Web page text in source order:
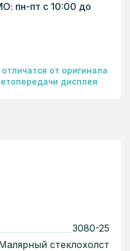
пн-пт с 10:00 до
от оригинала
дисплея
3080-25
стеклохолст